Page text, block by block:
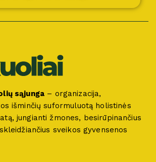
sąjunga – organizacija,
išminčių suformuluotą holistinės
jungianti žmones, besirūpinančius
sveikos gyvensenos